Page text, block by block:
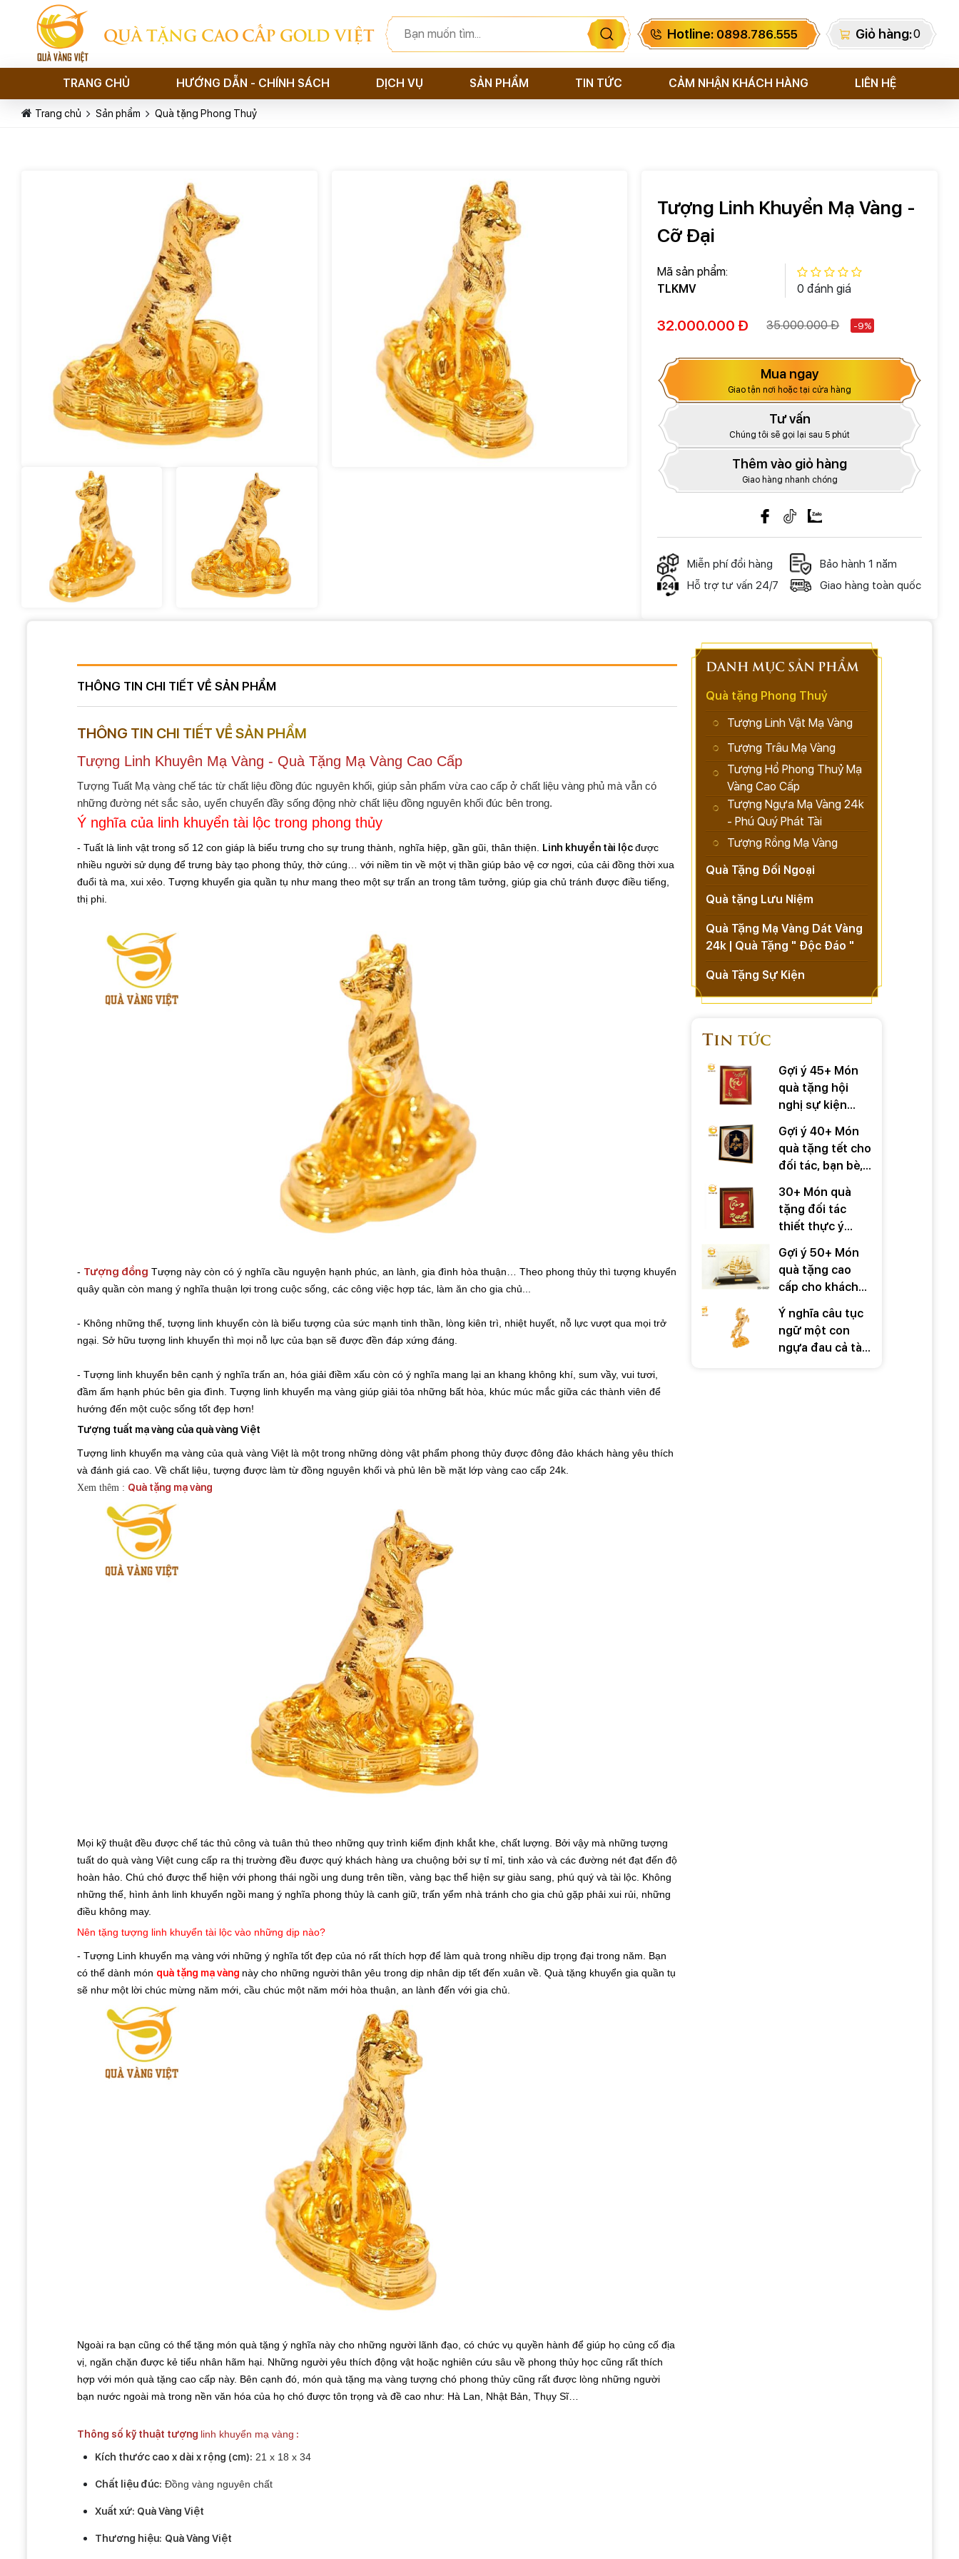
QUÀ TẶNG CAO CẤP GOLD VIỆT Hotline: 0898.786.555 Giỏ hàng:0
TRANG CHỦ HƯỚNG DẪN - CHÍNH SÁCH DỊCH VỤ SẢN PHẨM TIN TỨC CẢM NHẬN KHÁCH HÀNG LIÊN HỆ
Trang chủ Sản phẩm Quà tặng Phong Thuỷ
Tượng Linh Khuyển Mạ Vàng -
Cỡ Đại
Mã sản phẩm:
TLKMV
0 đánh giá
32.000.000 Đ 35.000.000 Đ -9%
Mua ngay
Giao tận nơi hoặc tại cửa hàng
Tư vấn
Chúng tôi sẽ gọi lại sau 5 phút
Thêm vào giỏ hàng
Giao hàng nhanh chóng
Miễn phí đổi hàng
Bảo hành 1 năm
Hỗ trợ tư vấn 24/7
Giao hàng toàn quốc
THÔNG TIN CHI TIẾT VỀ SẢN PHẨM
THÔNG TIN CHI TIẾT VỀ SẢN PHẨM
Tượng Linh Khuyên Mạ Vàng - Quà Tặng Mạ Vàng Cao Cấp
Tượng Tuất Mạ vàng chế tác từ chất liệu đồng đúc nguyên khối, giúp sản phẩm vừa cao cấp ở chất liệu vàng phủ mà vẫn có
những đường nét sắc sảo, uyển chuyển đầy sống động nhờ chất liệu đồng nguyên khối đúc bên trong.
Ý nghĩa của linh khuyển tài lộc trong phong thủy
- Tuất là linh vật trong số 12 con giáp là biểu trưng cho sự trung thành, nghĩa hiệp, gần gũi, thân thiện. Linh khuyển tài lộcđược
nhiều người sử dụng để trưng bày tạo phong thủy, thờ cúng… với niềm tin về một vị thần giúp bảo vệ cơ ngơi, của cải đồng thời xua
đuổi tà ma, xui xẻo. Tượng khuyển gia quần tụ như mang theo một sự trấn an trong tâm tưởng, giúp gia chủ tránh được điều tiếng,
thị phi.
- Tượng đồng Tượng này còn có ý nghĩa cầu nguyện hạnh phúc, an lành, gia đình hòa thuận… Theo phong thủy thì tượng khuyển
quây quần còn mang ý nghĩa thuận lợi trong cuộc sống, các công việc hợp tác, làm ăn cho gia chủ...
- Không những thế, tượng linh khuyển còn là biểu tượng của sức mạnh tinh thần, lòng kiên trì, nhiệt huyết, nỗ lực vượt qua mọi trở
ngại. Sở hữu tượng linh khuyển thì mọi nỗ lực của bạn sẽ được đền đáp xứng đáng.
- Tượng linh khuyển bên cạnh ý nghĩa trấn an, hóa giải điềm xấu còn có ý nghĩa mang lại an khang không khí, sum vầy, vui tươi,
đầm ấm hạnh phúc bên gia đình. Tượng linh khuyển mạ vàng giúp giải tỏa những bất hòa, khúc múc mắc giữa các thành viên để
hướng đến một cuộc sống tốt đẹp hơn!
Tượng tuất mạ vàng của quà vàng Việt
Tượng linh khuyển mạ vàng của quà vàng Việt là một trong những dòng vật phẩm phong thủy được đông đảo khách hàng yêu thích
và đánh giá cao. Về chất liệu, tượng được làm từ đồng nguyên khối và phủ lên bề mặt lớp vàng cao cấp 24k.
Xem thêm : Quà tặng mạ vàng
Mọi kỹ thuật đều được chế tác thủ công và tuân thủ theo những quy trình kiểm định khắt khe, chất lượng. Bởi vậy mà những tượng
tuất do quà vàng Việt cung cấp ra thị trường đều được quý khách hàng ưa chuộng bởi sự tỉ mỉ, tinh xảo và các đường nét đạt đến độ
hoàn hảo. Chú chó được thể hiện với phong thái ngồi ung dung trên tiền, vàng bạc thể hiện sự giàu sang, phú quý và tài lộc. Không
những thế, hình ảnh linh khuyển ngồi mang ý nghĩa phong thủy là canh giữ, trấn yểm nhà tránh cho gia chủ gặp phải xui rủi, những
điều không may.
Nên tặng tượng linh khuyển tài lộc vào những dịp nào?
- Tượng Linh khuyển mạ vàng với những ý nghĩa tốt đẹp của nó rất thích hợp để làm quà trong nhiều dịp trọng đại trong năm. Bạn
có thể dành món quà tặng mạ vàng này cho những người thân yêu trong dịp nhân dịp tết đến xuân về. Quà tặng khuyển gia quần tụ
sẽ như một lời chúc mừng năm mới, cầu chúc một năm mới hòa thuận, an lành đến với gia chủ.
Ngoài ra bạn cũng có thể tặng món quà tặng ý nghĩa này cho những người lãnh đạo, có chức vụ quyền hành để giúp họ củng cố địa
vị, ngăn chặn được kẻ tiểu nhân hãm hại. Những người yêu thích động vật hoặc nghiên cứu sâu về phong thủy học cũng rất thích
hợp với món quà tặng cao cấp này. Bên cạnh đó, món quà tặng mạ vàng tượng chó phong thủy cũng rất được lòng những người
bạn nước ngoài mà trong nền văn hóa của họ chó được tôn trọng và đề cao như: Hà Lan, Nhật Bản, Thụy Sĩ…
Thông số kỹ thuật tượng linh khuyển mạ vàng :
Kích thước cao x dài x rộng (cm): 21 x 18 x 34
Chất liệu đúc: Đồng vàng nguyên chất
Xuất xứ: Quà Vàng Việt
Thương hiệu: Quà Vàng Việt
DANH MỤC SẢN PHẨM
Quà tặng Phong Thuỷ
Tượng Linh Vật Mạ Vàng
Tượng Trâu Mạ Vàng
Tượng Hổ Phong Thuỷ Mạ
Vàng Cao Cấp
Tượng Ngựa Mạ Vàng 24k
- Phú Quý Phát Tài
Tượng Rồng Mạ Vàng
Quà Tặng Đối Ngoại
Quà tặng Lưu Niệm
Quà Tặng Mạ Vàng Dát Vàng
24k | Quà Tặng " Độc Đáo "
Quà Tặng Sự Kiện
Tin tức
Gợi ý 45+ Món
quà tặng hội
nghị sự kiện
Gợi ý 40+ Món
quà tặng tết cho
đối tác, bạn bè,
30+ Món quà
tặng đối tác
thiết thực ý
Gợi ý 50+ Món
quà tặng cao
cấp cho khách
hàng ý nghĩa
trong những dịp
đặc biệt
Ý nghĩa câu tục
ngữ một con
ngựa đau cả tàu